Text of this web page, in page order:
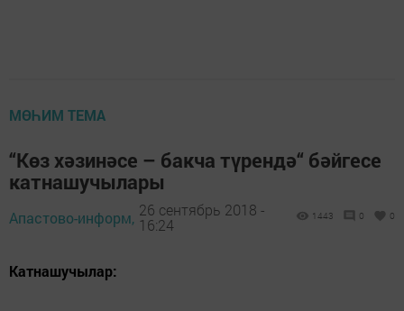
МӨҺИМ ТЕМА
“Көз хәзинәсе – бакча түрендә“ бәйгесе
катнашучылары
Апастово-информ, 26 сентябрь 2018 -
16:24
1443 0 0
Катнашучылар: